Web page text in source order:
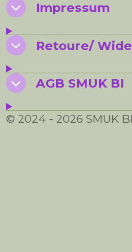
Impressum
Retoure/
AGB SMUK BI
© 2024 - 2026 SMUK BI